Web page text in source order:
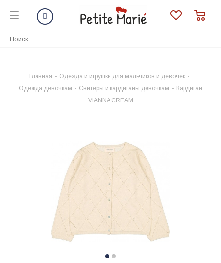
Главная - Одежда и игрушки для мальчиков и девочек -
Одежда девочкам - Свитеры и кардиганы девочкам - Кардиган
VIANNA CREAM